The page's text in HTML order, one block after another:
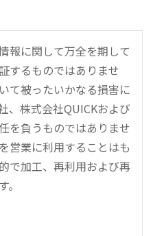
報に関して万全を期して
するものではありませ
て被ったいかなる損害に
、株式会社QUICKおよび
を負うものではありませ
営業に利用することはも
で加工、再利用および再